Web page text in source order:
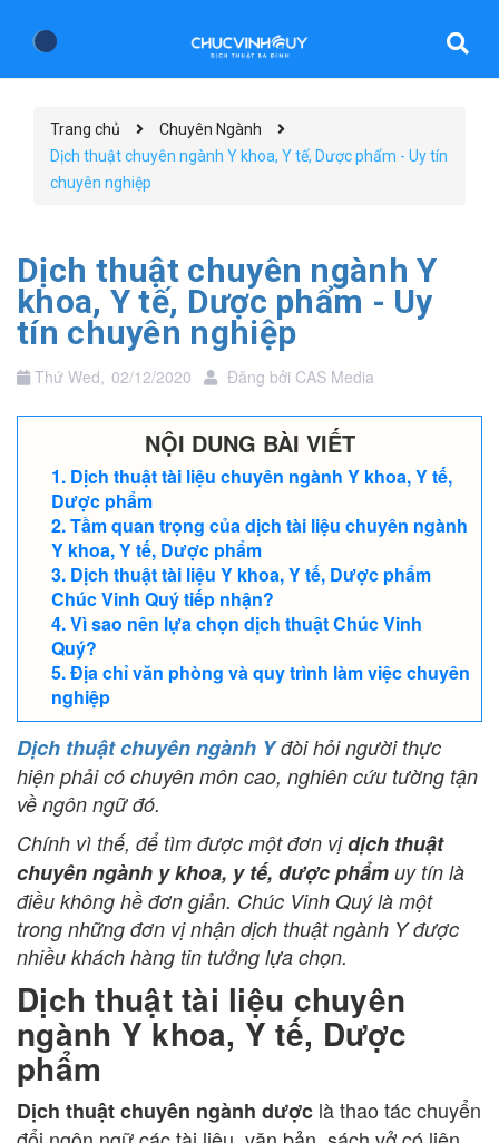
Trang chủ
Chuyên Ngành
Dịch thuật chuyên ngành Y khoa, Y tế, Dược phẩm - Uy tín
chuyên nghiệp
Dịch thuật chuyên ngành Y
khoa, Y tế, Dược phẩm - Uy
tín chuyên nghiệp
Thứ Wed, 02/12/2020 Đăng bởi CAS Media
NỘI DUNG BÀI VIẾT
Dịch thuật tài liệu chuyên ngành Y khoa, Y tế,
Dược phẩm
Tầm quan trọng của dịch tài liệu chuyên ngành
Y khoa, Y tế, Dược phẩm
Dịch thuật tài liệu Y khoa, Y tế, Dược phẩm
Chúc Vinh Quý tiếp nhận?
Vì sao nên lựa chọn dịch thuật Chúc Vinh
Quý?
Địa chỉ văn phòng và quy trình làm việc chuyên
nghiệp
Dịch thuật chuyên ngành Yđòi hỏi người thực
hiện phải có chuyên môn cao, nghiên cứu tường tận
về ngôn ngữ đó.
Chính vì thế, để tìm được một đơn vịdịch thuật
chuyên ngành y khoa, y tế, dược phẩm uy tín là
điều không hề đơn giản. Chúc Vinh Quý là một
trong những đơn vị nhận dịch thuật ngành Y được
nhiều khách hàng tin tưởng lựa chọn.
Dịch thuật tài liệu chuyên
ngành Y khoa, Y tế, Dược
phẩm
Dịch thuật chuyên ngành dược là thao tác chuyển